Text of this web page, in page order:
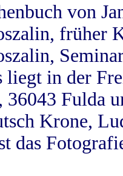
von
früher
liegt in der
36043 Fulda
Krone,
das